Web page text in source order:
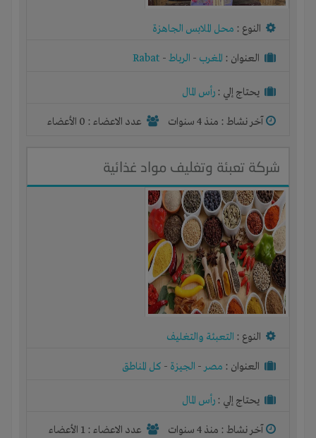
النوع : محل الملابس الجاهزة
العنوان : المغرب - الرباط-
Rabat
يحتاج إلي : رأس المال
آخر نشاط : منذ 4 سنوات عدد الاعضاء : 0 الأعضاء
شركة تعبئة وتغليف مواد غذائية
النوع : التعبئة والتغليف
العنوان : مصر- الجيزة - كل المناطق
يحتاج إلي : رأس المال
آخر نشاط : منذ 4 سنوات عدد الاعضاء : 1 الأعضاء